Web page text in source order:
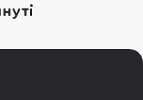
для ноутбуків, де
і всі “на вигляд однакові”.